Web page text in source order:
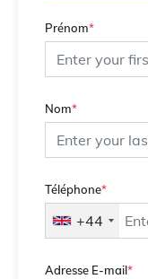
Prénom*
Nom*
Téléphone*
+44
Adresse E-mail*